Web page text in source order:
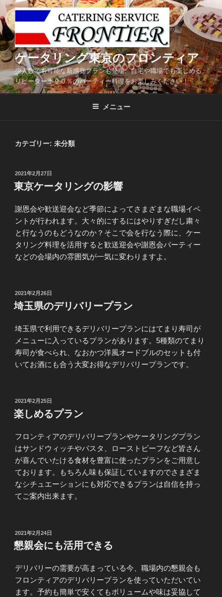
コ
ン
テ
ン
ツ
へ
キ
ケータリング東京のフロンティア
少人数でも可能な新感覚プランも登場。自宅や職場でも楽しめる
リピーター率９０％のパーティー料理をお楽しみください！
メニュー
カテゴリー: 未分類
投
稿
日:
2021年2月27日
東京ケータリングの影響
謝恩会や歓送迎会など季節によってさまざまな職場イベ
ントが行われます。大々的にするにはやりすぎだし粛々
と行なうのもどうなのか？そこで会を行なう際に、ケー
タリング料理を活用すると歓送迎会や謝恩会パーティー
などの会場内の雰囲気が一気に変わりますよ。
投
稿
日:
2021年2月26日
埼玉県のデリバリープラン
埼玉県で利用できるデリバリープランにはてまり寿司が
メニューに入っているプランがあります。5種類のてまり
寿司が食べられ、なおかつ洋風オードブルのセットも付
いてお酒にも合う大変お得なデリバリープランです。
投
稿
日:
2021年2月25日
楽しめるプラン
フロンティアのデリバリープランやケータリングプラン
はサンドウィッチやパスタ、ローストビーフなど皆さん
が喜んでいたける食材を豊富に使ったプランをご用意し
ております。もちろん味も保証していますのでさまざま
なシチュエーションにも対応できるプランは自信を持っ
てご案内出来ます。
投
稿
日:
2021年2月24日
懇親会にも活用できる
デリバリーの需要が高まっている今、職場内の懇親会も
フロンティアのデリバリープランを使っていただいてい
ます。予約も簡単で安くてもボリュームや味は妥協して